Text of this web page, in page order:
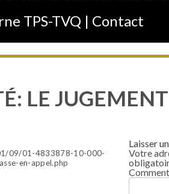
TPS-TVQ | Contact
LE
09/01-4833878-10-000-
en-appel.php
Laisser
Votre